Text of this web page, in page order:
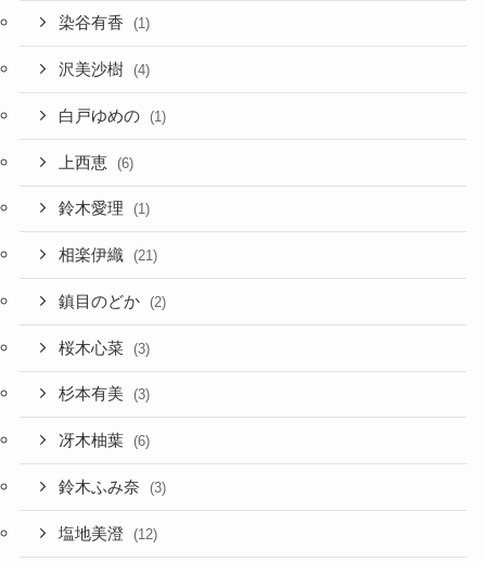
染谷有香 (1)
沢美沙樹 (4)
白戸ゆめの (1)
上西恵 (6)
鈴木愛理 (1)
相楽伊織 (21)
鎮目のどか (2)
桜木心菜 (3)
杉本有美 (3)
冴木柚葉 (6)
鈴木ふみ奈 (3)
塩地美澄 (12)